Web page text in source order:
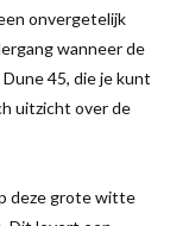
onvergetelijk
wanneer de
45, die je kunt
uitzicht over de
deze grote witte